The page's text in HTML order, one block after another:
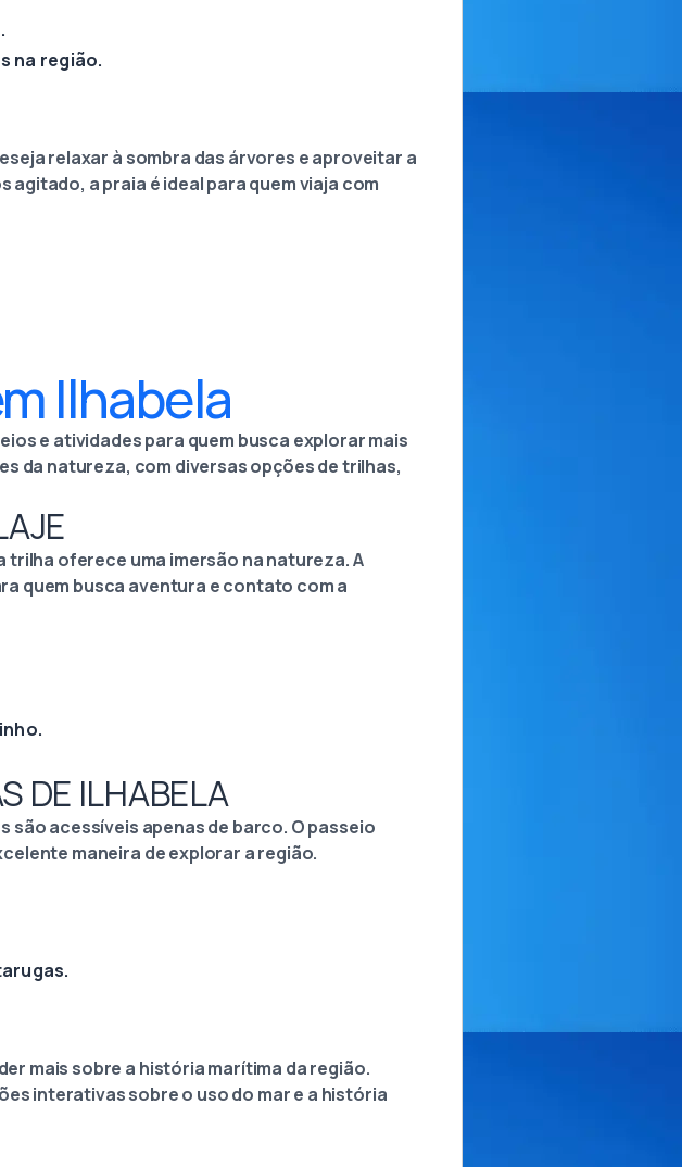
na região.
relaxar à sombra das árvores e aproveitar a
agitado, a praia é ideal para quem viaja com
Ilhabela
e atividades para quem busca explorar mais
da natureza, com diversas opções de trilhas,
trilha oferece uma imersão na natureza. A
quem busca aventura e contato com a
DE ILHABELA
acessíveis apenas de barco. O passeio
maneira de explorar a região.
mais sobre a história marítima da região.
interativas sobre o uso do mar e a história